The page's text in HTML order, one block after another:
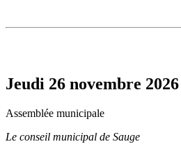
Jeudi 26 novembre
Assemblée municipale
Le conseil municipal de Sauge